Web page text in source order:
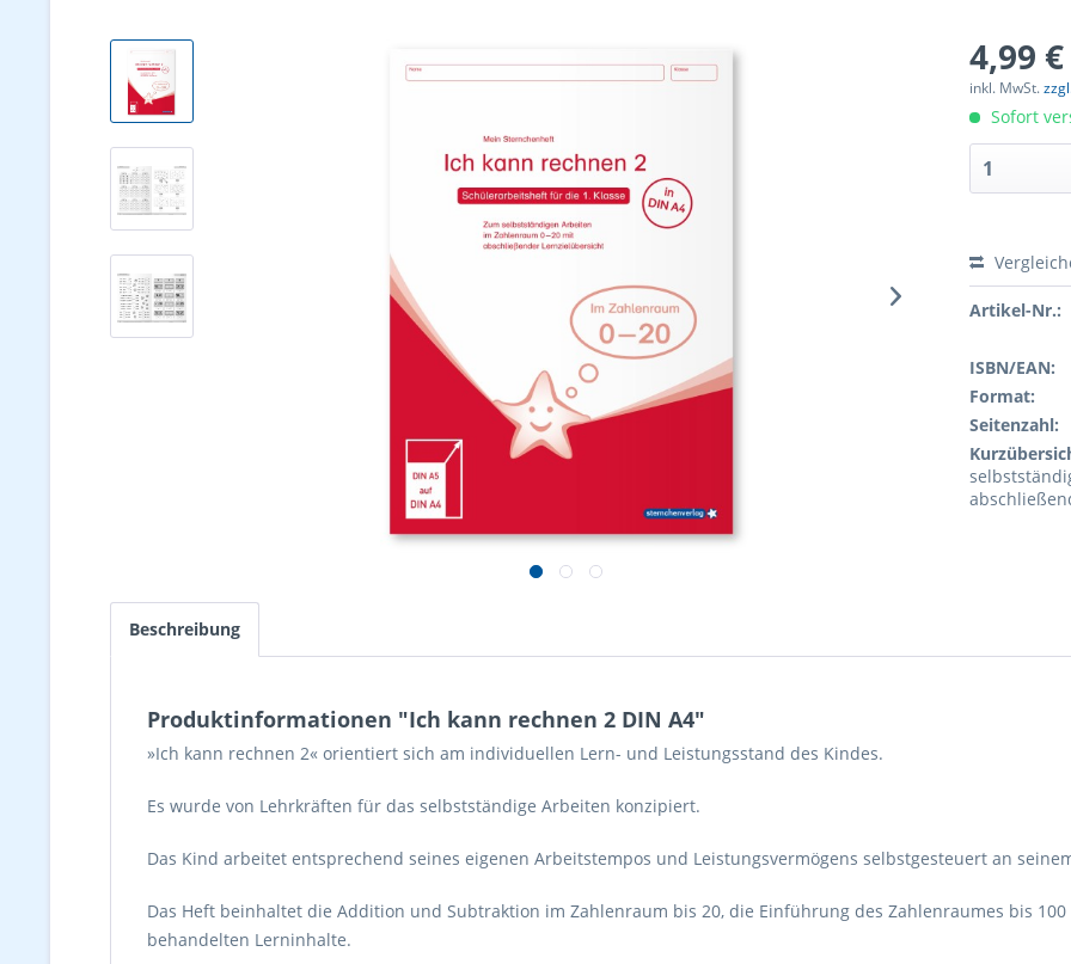
4,99
inkl. MwSt.
Sofort
Artikel-Nr.:
ISBN/EAN:
Format:
Seitenzahl:
Beschreibung
Produktinformationen "Ich kann rechnen 2 DIN A4"
»Ich kann rechnen 2« orientiert sich am individuellen Lern- und Leistungsstand des Kindes.
Es wurde von Lehrkräften für das selbstständige Arbeiten konzipiert.
Das Kind arbeitet entsprechend seines eigenen Arbeitstempos und Leistungsvermögens selbstgesteuert an
Das Heft beinhaltet die Addition und Subtraktion im Zahlenraum bis 20, die Einführung des Zahlenraumes bis
behandelten Lerninhalte.